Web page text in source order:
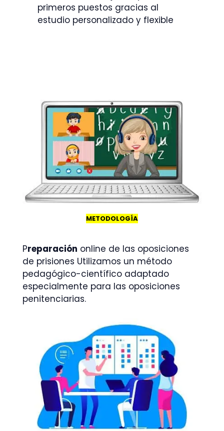
primeros puestos gracias al
estudio personalizado y flexible
METODOLOGÍA
Preparación online de las oposiciones
de prisiones Utilizamos un método
pedagógico-científico adaptado
especialmente para las oposiciones
penitenciarias.